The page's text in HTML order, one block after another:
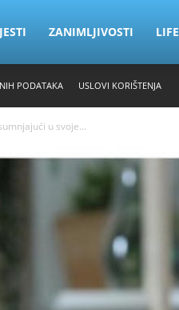
ZANIMLJIVOSTI
PODATAKA USLOVI KORIŠTENJA
u svoje...